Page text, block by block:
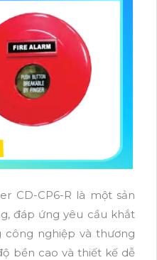
CD-CP6-R là một sản
đáp ứng yêu cầu khắt
nghiệp và thương
bền cao và thiết kế dễ